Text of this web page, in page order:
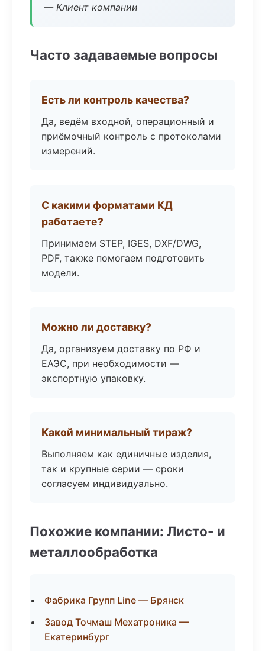
— Клиент компании
Часто задаваемые вопросы
Есть ли контроль качества?
Да, ведём входной, операционный и
приёмочный контроль с протоколами
измерений.
С какими форматами КД
работаете?
Принимаем STEP, IGES, DXF/DWG,
PDF, также помогаем подготовить
модели.
Можно ли доставку?
Да, организуем доставку по РФ и
ЕАЭС, при необходимости —
экспортную упаковку.
Какой минимальный тираж?
Выполняем как единичные изделия,
так и крупные серии — сроки
согласуем индивидуально.
Похожие компании: Листо- и
металлообработка
Фабрика Групп Line — Брянск
Завод Точмаш Мехатроника —
Екатеринбург